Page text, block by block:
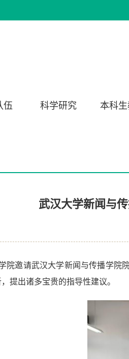
伍 科学研究 本科
武汉大学新闻与
院邀请武汉大学新闻与传播学院
提出诸多宝贵的指导性建议。